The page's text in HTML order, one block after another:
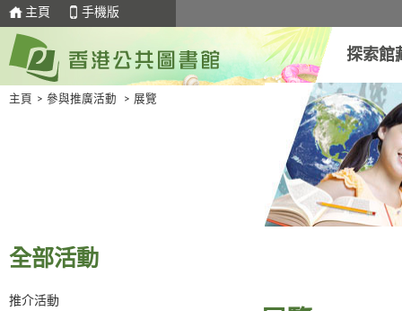
主頁 手機版
探索館
主頁 > 參與推廣活動 > 展覽
全部活動
推介活動